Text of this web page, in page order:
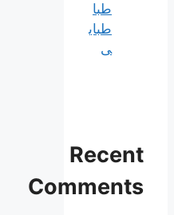
طبا
طبای
ی
Recent
Comments